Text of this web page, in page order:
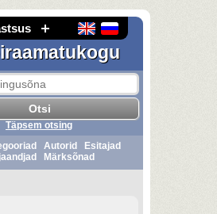
Täpsem otsing
Autorid
Esitajad
Märksõnad